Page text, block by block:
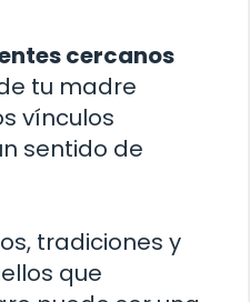
cercanos
tu madre
vínculos
sentido de
tradiciones y
que